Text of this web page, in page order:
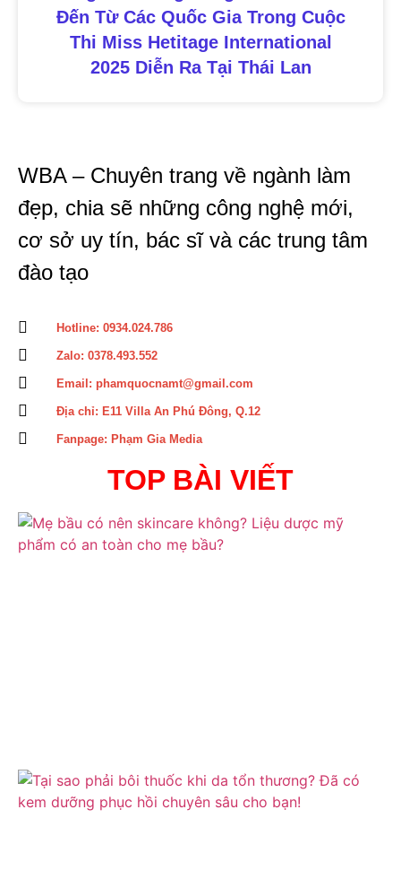
Đến Từ Các Quốc Gia Trong Cuộc
Thi Miss Hetitage International
2025 Diễn Ra Tại Thái Lan
WBA – Chuyên trang về ngành làm
đẹp, chia sẽ những công nghệ mới,
cơ sở uy tín, bác sĩ và các trung tâm
đào tạo
Hotline: 0934.024.786
Zalo: 0378.493.552
Email: phamquocnamt@gmail.com
Địa chỉ: E11 Villa An Phú Đông, Q.12
Fanpage: Phạm Gia Media
TOP BÀI VIẾT